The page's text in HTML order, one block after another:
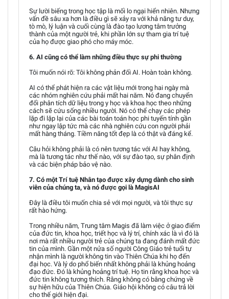
Sự lười biếng trong học tập là mối lo ngại hiển nhiên. Nhưng
vấn đề sâu xa hơn là điều gì sẽ xảy ra với khả năng tư duy,
tò mò, lý luận và cuối cùng là đào tạo lương tâm trưởng
thành của một người trẻ, khi phần lớn sự tham gia trí tuệ
của họ được giao phó cho máy móc.
6. AI cũng có thể làm những điều thực sự phi thường
Tôi muốn nói rõ: Tôi không phản đối AI. Hoàn toàn không.
AI có thể phát hiện ra các vật liệu mới trong hai ngày mà
các nhóm nghiên cứu phải mất hai năm. Nó đang chuyển
đổi phân tích dữ liệu trong y học và khoa học theo những
cách sẽ cứu sống nhiều người. Nó có thể chạy các phép
lặp đi lặp lại của các bài toán toán học phi tuyến tính gần
như ngay lập tức mà các nhà nghiên cứu con người phải
mất hàng tháng. Tiềm năng tốt đẹp là có thật và đáng kể.
Câu hỏi không phải là có nên tương tác với AI hay không,
mà là tương tác như thế nào, với sự đào tạo, sự phân định
và các biện pháp bảo vệ nào.
7. Có một Trí tuệ Nhân tạo được xây dựng dành cho sinh
viên của chúng ta, và nó được gọi là MagisAI
Đây là điều tôi muốn chia sẻ với mọi người, và tôi thực sự
rất hào hứng.
Trong nhiều năm, Trung tâm Magis đã làm việc ở giao điểm
của đức tin, khoa học, triết học và lý trí, chính xác là vì đó là
nơi mà rất nhiều người trẻ của chúng ta đang đánh mất đức
tin của mình. Gần một nửa số người Công Giáo trẻ tuổi tự
nhận mình là người không tin vào Thiên Chúa khi họ đến
đại học. Và lý do phổ biến nhất không phải là khủng hoảng
đạo đức. Đó là khủng hoảng trí tuệ. Họ tin rằng khoa học và
đức tin không tương thích. Rằng không có bằng chứng về
sự hiện hữu của Thiên Chúa. Giáo hội không có câu trả lời
cho thế giới hiện đại.